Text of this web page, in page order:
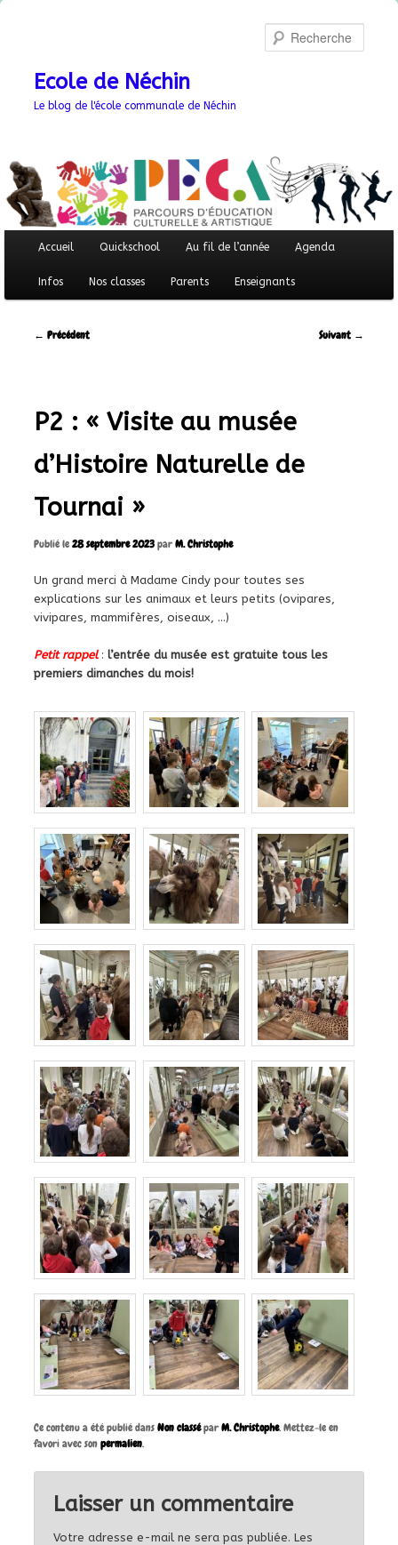
Ecole de Néchin
Le blog de l'école communale de Néchin
Accueil Quickschool Au fil de l’année Agenda
Infos Nos classes Parents Enseignants
Navigation
← Précédent Suivant →
P2 : « Visite au musée
d’Histoire Naturelle de
Tournai »
Publié le28 septembre 2023 parM. Christophe
Un grand merci à Madame Cindy pour toutes ses
explications sur les animaux et leurs petits (ovipares,
vivipares, mammifères, oiseaux, …)
Petit rappel:l’entrée du musée est gratuite tous les
premiers dimanches du mois!
Ce contenu a été publié dansNon classéparM. Christophe. Mettez-le en
favori avec sonpermalien.
Laisser un commentaire
Votre adresse e-mail ne sera pas publiée. Les